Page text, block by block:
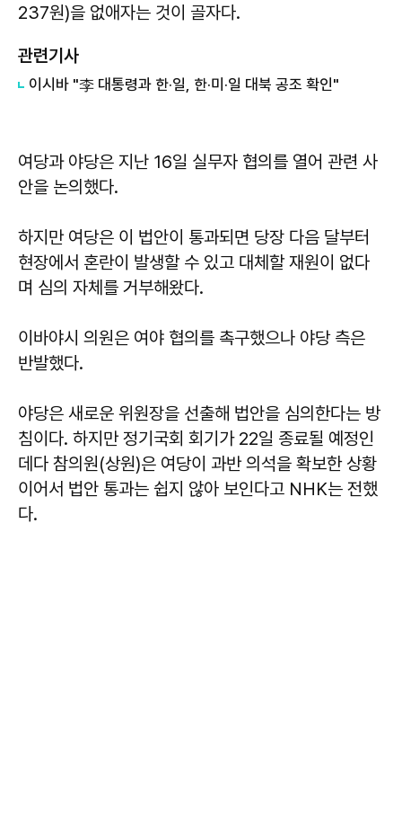
237원)을 없애자는 것이 골자다.
관련기사
이시바 "李 대통령과 한·일, 한·미·일 대북 공조 확인"
여당과 야당은 지난 16일 실무자 협의를 열어 관련 사
안을 논의했다.
하지만 여당은 이 법안이 통과되면 당장 다음 달부터
현장에서 혼란이 발생할 수 있고 대체할 재원이 없다
며 심의 자체를 거부해왔다.
이바야시 의원은 여야 협의를 촉구했으나 야당 측은
반발했다.
야당은 새로운 위원장을 선출해 법안을 심의한다는 방
침이다. 하지만 정기국회 회기가 22일 종료될 예정인
데다 참의원(상원)은 여당이 과반 의석을 확보한 상황
이어서 법안 통과는 쉽지 않아 보인다고 NHK는 전했
다.